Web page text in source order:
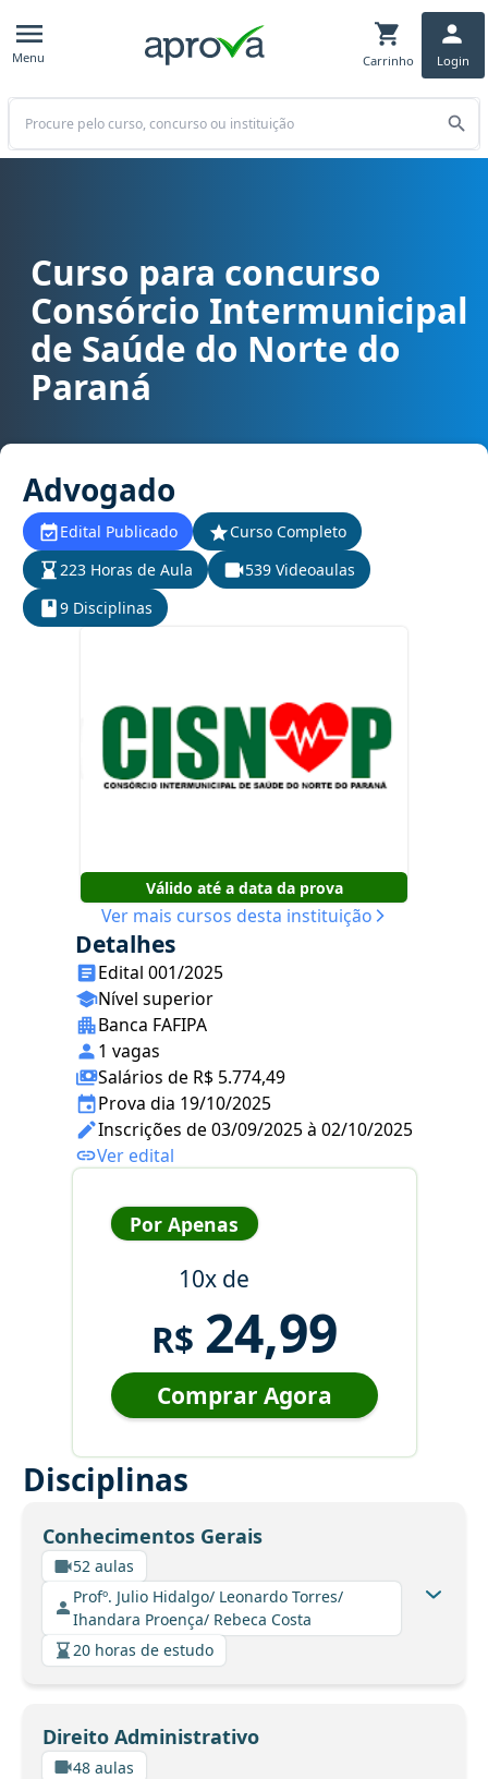
Menu Carrinho Login
Buscar
Curso para concurso CISNOP - Consórcio Intermunicipal de
Curso para concurso
Consórcio Intermunicipal
de Saúde do Norte do
Paraná
Advogado
Edital Publicado
Curso Completo
223 Horas de Aula
539 Videoaulas
9 Disciplinas
Válido até a data da prova
Ver mais cursos desta instituição
Detalhes
Edital 001/2025
Nível superior
Banca FAFIPA
1 vagas
Salários de R$ 5.774,49
Prova dia 19/10/2025
Inscrições de 03/09/2025 à 02/10/2025
Ver edital
Por Apenas
10x de
R$ 24,99
Comprar Agora
Disciplinas
Conhecimentos Gerais
52 aulas
Profº. Julio Hidalgo/ Leonardo Torres/
Ihandara Proença/ Rebeca Costa
20 horas de estudo
Direito Administrativo
48 aulas